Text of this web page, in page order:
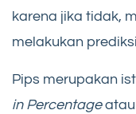
karena jika tidak,
melakukan
Pips merupakan
in Percentageatau